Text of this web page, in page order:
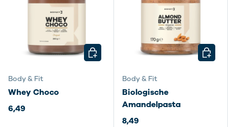
Body & Fit
Whey Choco
6,49
KIES MOGELIJKHEDEN
Body & Fit
Biologische
Amandelpasta
8,49
KIES